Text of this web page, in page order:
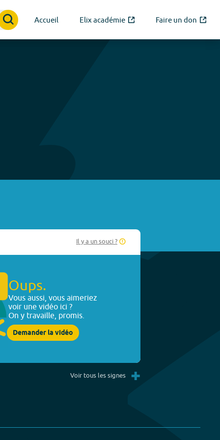
Accueil Elix académie Faire un don
Il y a un souci ?
Oups.
Vous aussi, vous aimeriez
voir une vidéo ici ?
On y travaille, promis.
Demander la vidéo
Voir tous les signes +